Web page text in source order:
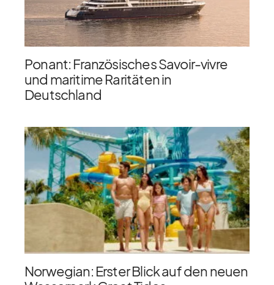
Ponant: Französisches Savoir-vivre
und maritime Raritäten in
Deutschland
Norwegian: Erster Blick auf den neuen